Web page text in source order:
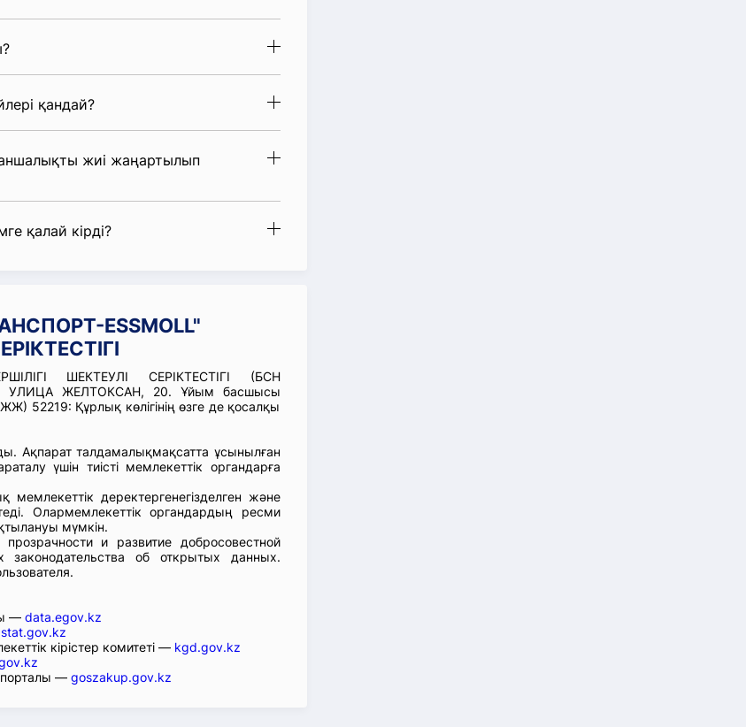
қандай?
жиі жаңартылып
қалай кірді?
ESSMOLL"
ШЕКТЕУЛІ СЕРІКТЕСТІГІ (БСН
УЛИЦА ЖЕЛТОКСАН, 20. Ұйым басшысы
52219: Құрлық көлігінің өзге де қосалқы
Ақпарат талдамалықмақсатта ұсынылған
үшін тиісті мемлекеттік органдарға
мемлекеттік деректергенегізделген және
Олармемлекеттік органдардың ресми
мүмкін.
и развитие добросовестной
законодательства об открытых данных.
— data.egov.kz
stat.gov.kz
кірістер комитеті — kgd.gov.kz
порталы — goszakup.gov.kz